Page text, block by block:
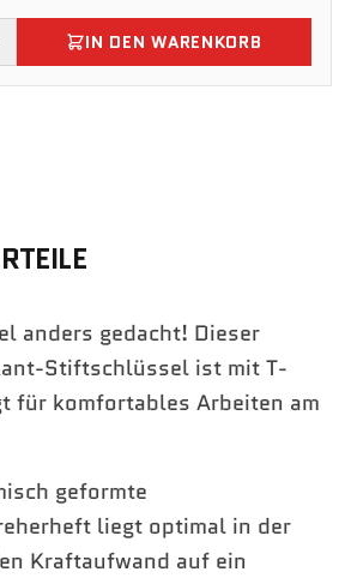
IN DEN WARENKORB
anders gedacht! Dieser
Stiftschlüssel ist mit T-
für komfortables Arbeiten am
geformte
liegt optimal in der
Kraftaufwand auf ein